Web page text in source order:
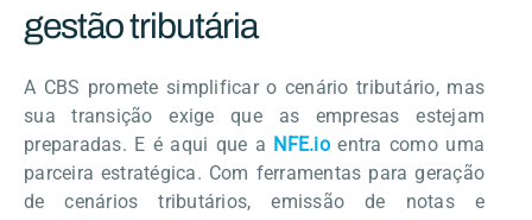
gestão tributária
A CBS promete simplificar o cenário tributário, mas
sua transição exige que as empresas estejam
preparadas. E é aqui que a NFE.ioentra como uma
parceira estratégica. Com ferramentas para geração
de cenários tributários, emissão de notas e